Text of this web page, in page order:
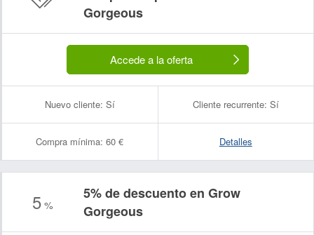
Gorgeous
Accede a la oferta
Nuevo cliente: Sí Cliente recurrente: Sí
Compra mínima: 60 € Detalles
5%
5% de descuento en Grow
Gorgeous